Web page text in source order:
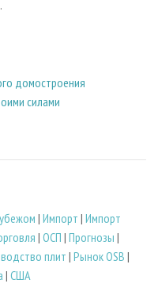
домостроения
силами
| Импорт | Импорт
| ОСП | Прогнозы |
плит | Рынок OSB |
| США